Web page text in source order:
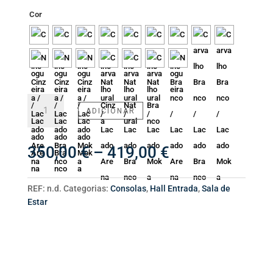
Cor
Quantidade
de
Sapateira
Curve
ADICIONAR
350,00€ – 419,00€Price
range:
350,00 €
through
REF: n.d. Categorias: Consolas, Hall Entrada,Sala de
Estar